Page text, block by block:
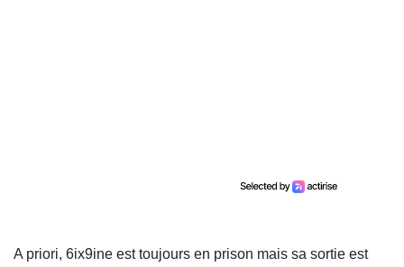
A priori, 6ix9ine est toujours en prison mais sa sortie est